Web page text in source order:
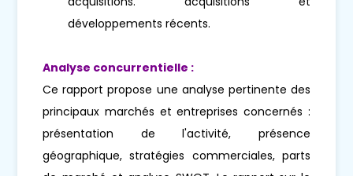
développements récents.
Analyse concurrentielle :
Ce rapport propose une analyse pertinente des
principaux marchés et entreprises concernés :
présentation de l'activité, présence
géographique, stratégies commerciales, parts